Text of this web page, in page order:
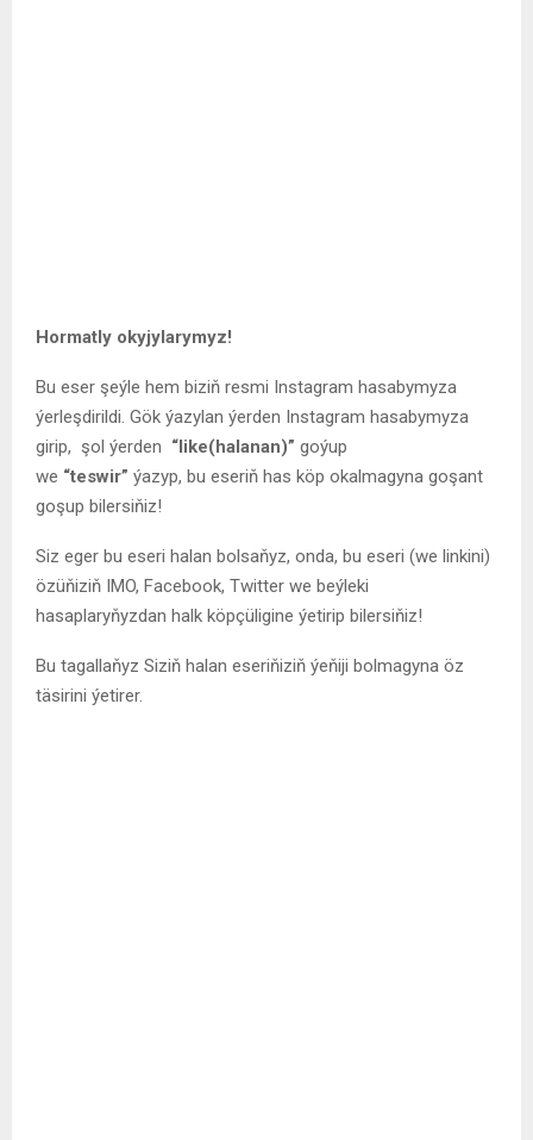
Hormatly okyjylarymyz!
Bu eser şeýle hem biziň resmi Instagram hasabymyza
ýerleşdirildi. Gök ýazylan ýerden Instagram hasabymyza
girip, şol ýerden “like(halanan)” goýup
we “teswir” ýazyp, bu eseriň has köp okalmagyna goşant
goşup bilersiňiz!
Siz eger bu eseri halan bolsaňyz, onda, bu eseri (we linkini)
özüňiziň IMO, Facebook, Twitter we beýleki
hasaplaryňyzdan halk köpçüligine ýetirip bilersiňiz!
Bu tagallaňyz Siziň halan eseriňiziň ýeňiji bolmagyna öz
täsirini ýetirer.